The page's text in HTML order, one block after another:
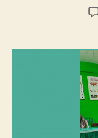
artikel